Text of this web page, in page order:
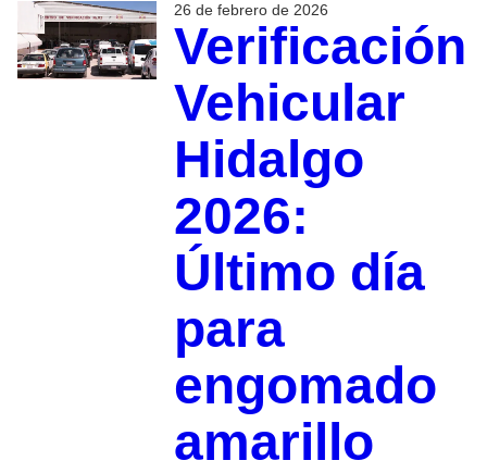
26 de febrero de 2026
Verificación
Vehicular
Hidalgo
2026:
Último día
para
engomado
amarillo